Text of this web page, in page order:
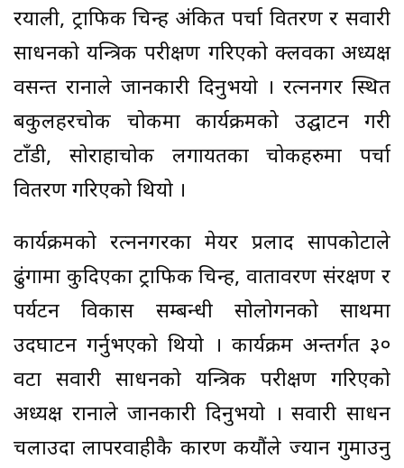
रयाली, ट्राफिक चिन्ह अंकित पर्चा वितरण र सवारी
साधनको यन्त्रिक परीक्षण गरिएको क्लवका अध्यक्ष
वसन्त रानाले जानकारी दिनुभयो । रत्ननगर स्थित
बकुलहरचोक चोकमा कार्यक्रमको उद्घाटन गरी
टाँडी, सोराहाचोक लगायतका चोकहरुमा पर्चा
वितरण गरिएको थियो ।
कार्यक्रमको रत्ननगरका मेयर प्रलाद सापकोटाले
ढुंगामा कुदिएका ट्राफिक चिन्ह, वातावरण संरक्षण र
पर्यटन विकास सम्बन्धी सोलोगनको साथमा
उदघाटन गर्नुभएको थियो । कार्यक्रम अन्तर्गत ३०
वटा सवारी साधनको यन्त्रिक परीक्षण गरिएको
अध्यक्ष रानाले जानकारी दिनुभयो । सवारी साधन
चलाउदा लापरवाहीकै कारण कयौंले ज्यान गुमाउनु